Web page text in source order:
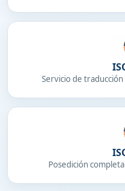
Servicio de
Posedición